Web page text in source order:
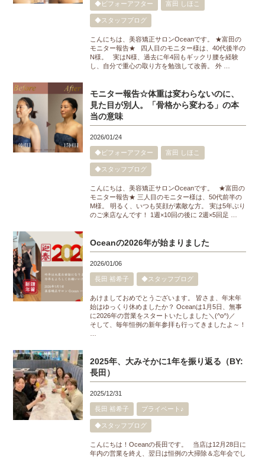
◆ビフォーアフター 富田 しほこ
◆スタッフブログ
こんにちは、美容矯正サロンOceanです。 ★富田の
モニター報告★ 四人目のモニター様は、40代後半の
N様。 実はN様、過去に年4回もギックリ腰を経験
し、自分で重心の取り方を勉強して改善。 外 …
モニター報告☆体重は変わらないのに、
見た目が別人。「骨格から変わる」の本
当の意味
2026/01/24
◆ビフォーアフター 富田 しほこ
◆スタッフブログ
こんにちは、美容矯正サロンOceanです。 ★富田の
モニター報告★ 三人目のモニター様は、50代前半の
M様。 明るく、いつも笑顔が素敵な方。 実は5年ぶり
のご来店なんです！ 1週×10回の後に 2週×5回足 …
Oceanの2026年が始まりました
2026/01/06
長田 裕希子 ◆スタッフブログ
あけましておめでとうございます。 皆さま、年末年
始はゆっくり休めましたか？ Oceanは1月5日、無事
に2026年の営業をスタートいたしました＼(^o^)／
そして、毎年恒例の新年参拝も行ってきましたよ～！
2025年、大みそかに1年を振り返る（BY:
長田）
2025/12/31
長田 裕希子 プライベート♪
◆スタッフブログ
こんにちは！Oceanの長田です。 当店は12月28日に
年内の営業を終え、翌日は恒例の大掃除＆忘年会でし